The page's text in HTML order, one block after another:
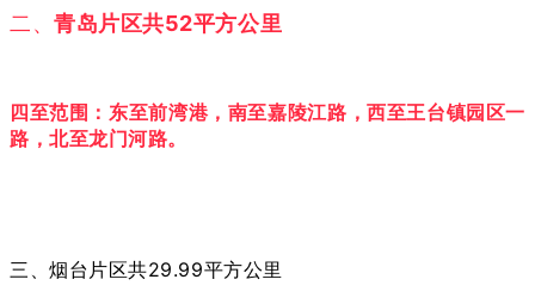
二、青岛片区共52平方公里
四至范围：东至前湾港，南至嘉陵江路，西至王台镇园区一
路，北至龙门河路。
三、烟台片区共29.99平方公里